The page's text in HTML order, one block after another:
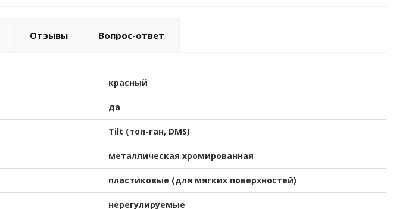
Отзывы Вопрос-ответ
красный
да
Tilt (топ-ган, DMS)
металлическая хромированная
пластиковые (для мягких поверхностей)
нерегулируемые